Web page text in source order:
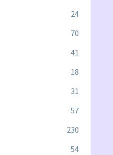
24
70
41
18
31
57
230
54